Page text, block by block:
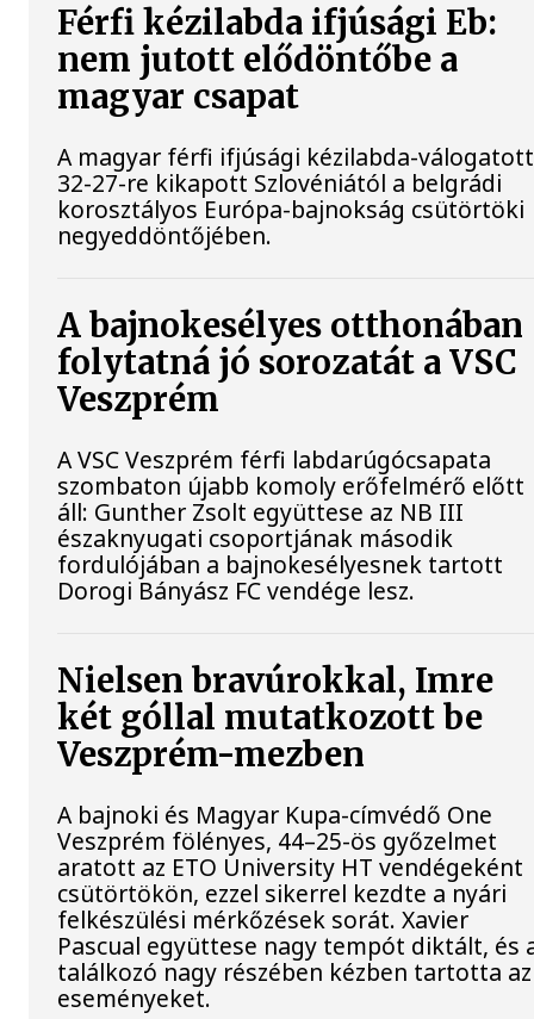
Férfi kézilabda ifjúsági Eb:
nem jutott elődöntőbe a
magyar csapat
A magyar férfi ifjúsági kézilabda-válogatott
32-27-re kikapott Szlovéniától a belgrádi
korosztályos Európa-bajnokság csütörtöki
negyeddöntőjében.
A bajnokesélyes otthonában
folytatná jó sorozatát a VSC
Veszprém
A VSC Veszprém férfi labdarúgócsapata
szombaton újabb komoly erőfelmérő előtt
áll: Gunther Zsolt együttese az NB III
északnyugati csoportjának második
fordulójában a bajnokesélyesnek tartott
Dorogi Bányász FC vendége lesz.
Nielsen bravúrokkal, Imre
két góllal mutatkozott be
Veszprém-mezben
A bajnoki és Magyar Kupa-címvédő One
Veszprém fölényes, 44–25-ös győzelmet
aratott az ETO University HT vendégeként
csütörtökön, ezzel sikerrel kezdte a nyári
felkészülési mérkőzések sorát. Xavier
Pascual együttese nagy tempót diktált, és
találkozó nagy részében kézben tartotta az
eseményeket.